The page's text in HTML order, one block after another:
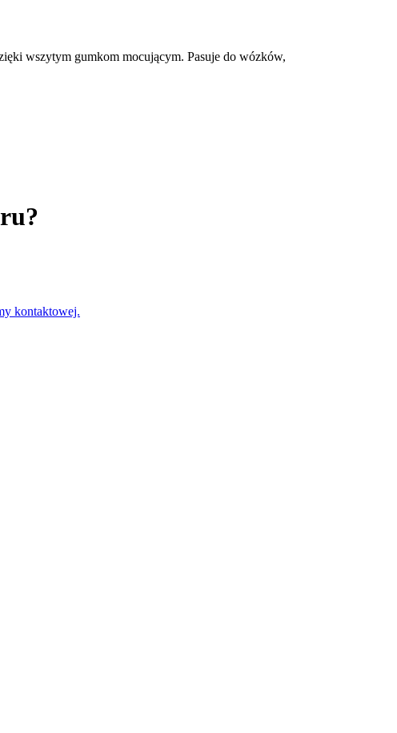
wszytym gumkom mocującym. Pasuje do wózków,
kontaktowej.